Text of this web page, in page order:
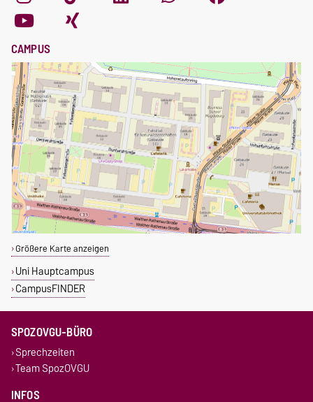
CAMPUS
Größere Karte anzeigen
Uni Hauptcampus
CampusFINDER
SPOZOVGU-BÜRO
Sprechzeiten
Team SpozOVGU
INFOS